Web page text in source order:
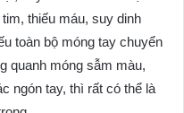
thiếu máu, suy dinh
toàn bộ móng tay chuyển
quanh móng sẫm màu,
ngón tay, thì rất có thể là